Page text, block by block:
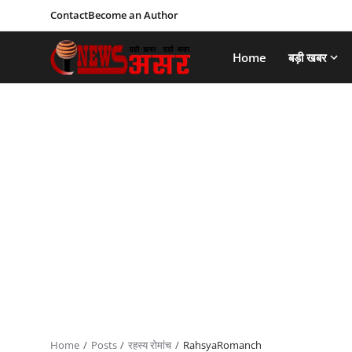
ContactBecome an Author
Home बड़ी खबर
Home Posts रहस्य रोमांच RahsyaRomanch